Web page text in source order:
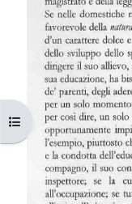
Apri indice del corso